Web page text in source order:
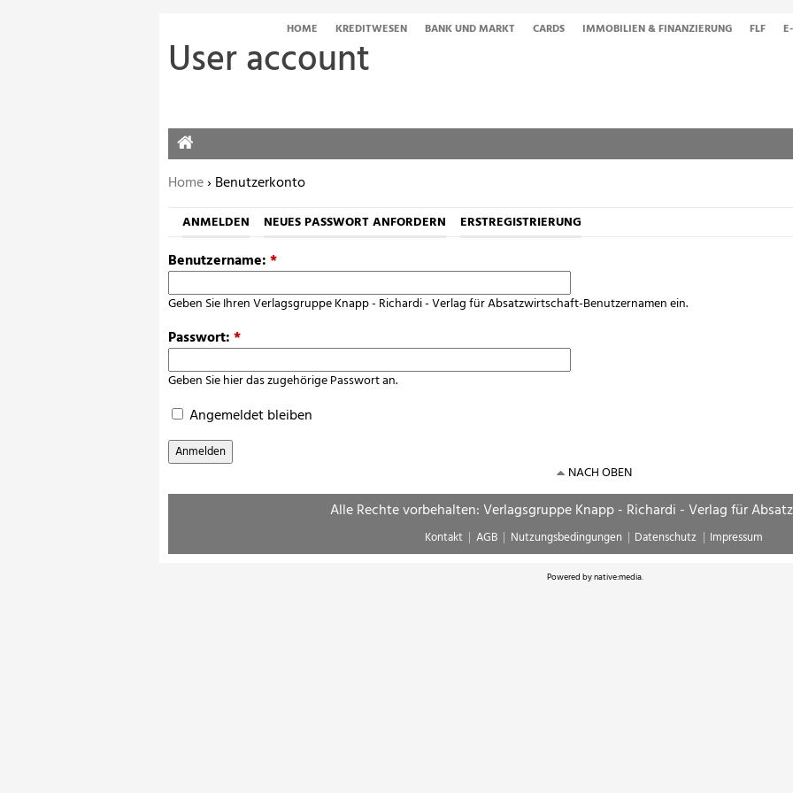
User account
HOME KREDITWESEN BANK UND MARKT CARDS IMMOBILIEN & FINANZIERUNG FLF
Sie befinden sich hier:
Home› Benutzerkonto
ANMELDEN NEUES PASSWORT ANFORDERN ERSTREGISTRIERUNG
Benutzername:*
Geben Sie Ihren Verlagsgruppe Knapp - Richardi - Verlag für Absatzwirtschaft-Benutzernamen ein.
Passwort:*
Geben Sie hier das zugehörige Passwort an.
Angemeldet bleiben
HOME
NACH OBEN
Alle Rechte vorbehalten: Verlagsgruppe Knapp - Richardi - Verlag für
Kontakt AGB Nutzungsbedingungen Datenschutz Impressum
Powered bynative:media.